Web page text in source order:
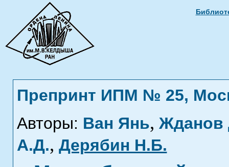
Препринт ИПМ № 25,
Авторы: Ван Янь, Жданов
А.Д., Дерябин Н.Б.